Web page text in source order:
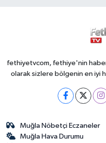
fethiyetvcom, fethiye'nin
olarak sizlere bölgenin en iyi
Muğla Nöbetçi Eczaneler
Muğla Hava Durumu